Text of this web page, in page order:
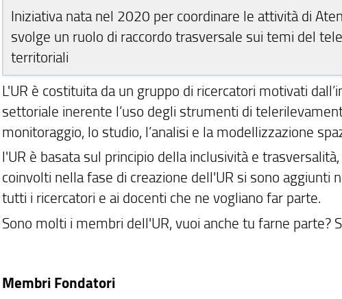
Iniziativa nata nel 2020 per coordinare le attività di
svolge un ruolo di raccordo trasversale sui temi del
territoriali
L'UR è costituita da un gruppo di ricercatori motivati
settoriale inerente l’uso degli strumenti di
monitoraggio, lo studio, l’analisi e la modellizzazione
l'UR è basata sul principio della inclusività e
coinvolti nella fase di creazione dell'UR si sono aggiunti
tutti i ricercatori e ai docenti che ne vogliano far parte.
Sono molti i membri dell'UR, vuoi anche tu farne parte?
Membri Fondatori